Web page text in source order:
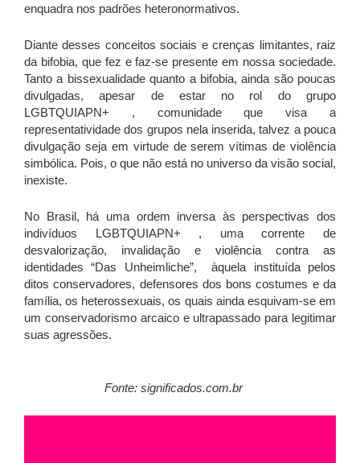
enquadra nos padrões heteronormativos.
Diante desses conceitos sociais e crenças limitantes, raiz
da bifobia, que fez e faz-se presente em nossa sociedade.
Tanto a bissexualidade quanto a bifobia, ainda são poucas
divulgadas, apesar de estar no rol do grupo
LGBTQUIAPN+ , comunidade que visa a
representatividade dos grupos nela inserida, talvez a pouca
divulgação seja em virtude de serem vítimas de violência
simbólica. Pois, o que não está no universo da visão social,
inexiste.
No Brasil, há uma ordem inversa às perspectivas dos
indivíduos LGBTQUIAPN+ , uma corrente de
desvalorização, invalidação e violência contra as
identidades “Das Unheimliche”, àquela instituída pelos
ditos conservadores, defensores dos bons costumes e da
família, os heterossexuais, os quais ainda esquivam-se em
um conservadorismo arcaico e ultrapassado para legitimar
suas agressões.
Fonte: significados.com.br